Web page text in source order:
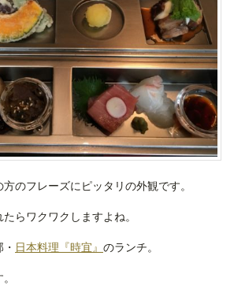
のフレーズにピッタリの外観です。
らワクワクしますよね。
日本料理『時宜』 のランチ。